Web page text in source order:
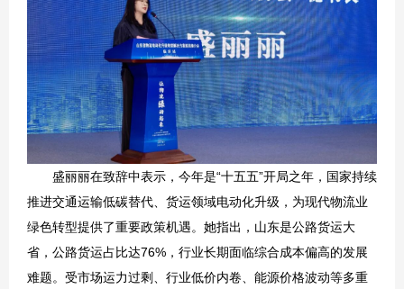
盛丽丽在致辞中表示，今年是“十五五”开局之年，国家持续
推进交通运输低碳替代、货运领域电动化升级，为现代物流业
绿色转型提供了重要政策机遇。她指出，山东是公路货运大
省，公路货运占比达76%，行业长期面临综合成本偏高的发展
难题。受市场运力过剩、行业低价内卷、能源价格波动等多重